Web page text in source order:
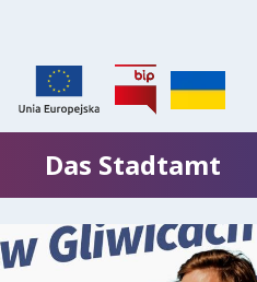
Das Stadtamt